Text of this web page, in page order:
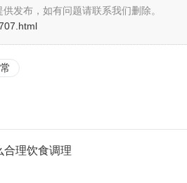
供发布，如有问题请联系我们删除。
合理饮食调理